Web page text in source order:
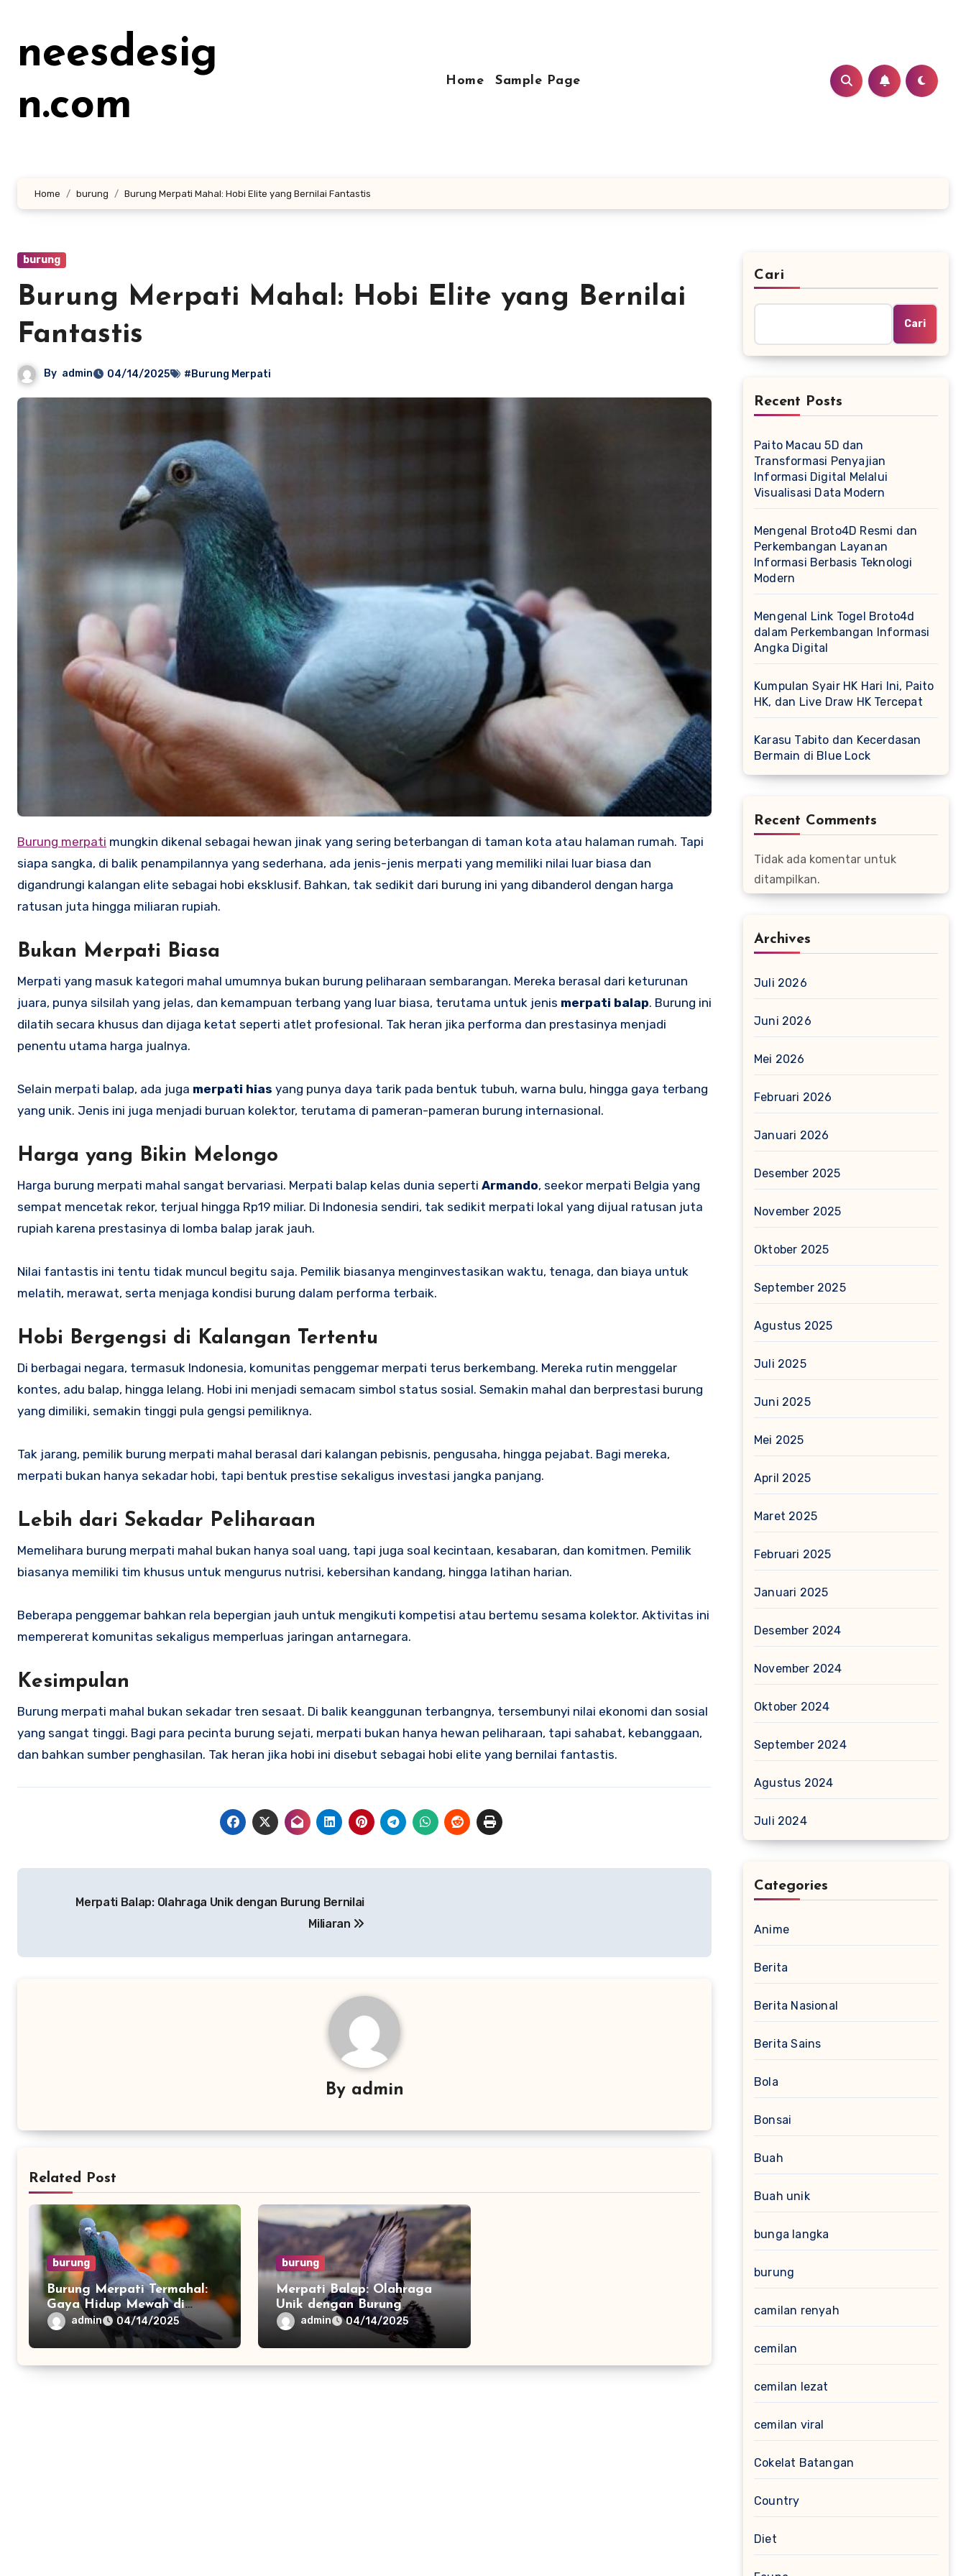
kontenneesdesig
n.com
Home Sample Page
Home burung Burung Merpati Mahal: Hobi Elite yang Bernilai Fantastis
burung
Burung Merpati Mahal: Hobi Elite yang Bernilai
Fantastis
By admin 04/14/2025 #Burung Merpati
Burung merpati mungkin dikenal sebagai hewan jinak yang sering beterbangan di taman kota atau halaman rumah. Tapi
siapa sangka, di balik penampilannya yang sederhana, ada jenis-jenis merpati yang memiliki nilai luar biasa dan
digandrungi kalangan elite sebagai hobi eksklusif. Bahkan, tak sedikit dari burung ini yang dibanderol dengan harga
ratusan juta hingga miliaran rupiah.
Bukan Merpati Biasa
Merpati yang masuk kategori mahal umumnya bukan burung peliharaan sembarangan. Mereka berasal dari keturunan
juara, punya silsilah yang jelas, dan kemampuan terbang yang luar biasa, terutama untuk jenis merpati balap. Burung ini
dilatih secara khusus dan dijaga ketat seperti atlet profesional. Tak heran jika performa dan prestasinya menjadi
penentu utama harga jualnya.
Selain merpati balap, ada juga merpati hias yang punya daya tarik pada bentuk tubuh, warna bulu, hingga gaya terbang
yang unik. Jenis ini juga menjadi buruan kolektor, terutama di pameran-pameran burung internasional.
Harga yang Bikin Melongo
Harga burung merpati mahal sangat bervariasi. Merpati balap kelas dunia seperti Armando, seekor merpati Belgia yang
sempat mencetak rekor, terjual hingga Rp19 miliar. Di Indonesia sendiri, tak sedikit merpati lokal yang dijual ratusan juta
rupiah karena prestasinya di lomba balap jarak jauh.
Nilai fantastis ini tentu tidak muncul begitu saja. Pemilik biasanya menginvestasikan waktu, tenaga, dan biaya untuk
melatih, merawat, serta menjaga kondisi burung dalam performa terbaik.
Hobi Bergengsi di Kalangan Tertentu
Di berbagai negara, termasuk Indonesia, komunitas penggemar merpati terus berkembang. Mereka rutin menggelar
kontes, adu balap, hingga lelang. Hobi ini menjadi semacam simbol status sosial. Semakin mahal dan berprestasi burung
yang dimiliki, semakin tinggi pula gengsi pemiliknya.
Tak jarang, pemilik burung merpati mahal berasal dari kalangan pebisnis, pengusaha, hingga pejabat. Bagi mereka,
merpati bukan hanya sekadar hobi, tapi bentuk prestise sekaligus investasi jangka panjang.
Lebih dari Sekadar Peliharaan
Memelihara burung merpati mahal bukan hanya soal uang, tapi juga soal kecintaan, kesabaran, dan komitmen. Pemilik
biasanya memiliki tim khusus untuk mengurus nutrisi, kebersihan kandang, hingga latihan harian.
Beberapa penggemar bahkan rela bepergian jauh untuk mengikuti kompetisi atau bertemu sesama kolektor. Aktivitas ini
mempererat komunitas sekaligus memperluas jaringan antarnegara.
Kesimpulan
Burung merpati mahal bukan sekadar tren sesaat. Di balik keanggunan terbangnya, tersembunyi nilai ekonomi dan sosial
yang sangat tinggi. Bagi para pecinta burung sejati, merpati bukan hanya hewan peliharaan, tapi sahabat, kebanggaan,
dan bahkan sumber penghasilan. Tak heran jika hobi ini disebut sebagai hobi elite yang bernilai fantastis.
Merpati Balap: Olahraga Unik dengan Burung Bernilai
Miliaran
By admin
Related Post
burung
Burung Merpati Termahal:
Gaya Hidup Mewah di
Dunia Balap Udara
admin 04/14/2025
burung
Merpati Balap: Olahraga
Unik dengan Burung
Bernilai Miliaran
admin 04/14/2025
Cari
Cari
Recent Posts
Paito Macau 5D dan
Transformasi Penyajian
Informasi Digital Melalui
Visualisasi Data Modern
Mengenal Broto4D Resmi dan
Perkembangan Layanan
Informasi Berbasis Teknologi
Modern
Mengenal Link Togel Broto4d
dalam Perkembangan Informasi
Angka Digital
Kumpulan Syair HK Hari Ini, Paito
HK, dan Live Draw HK Tercepat
Karasu Tabito dan Kecerdasan
Bermain di Blue Lock
Recent Comments
Tidak ada komentar untuk
ditampilkan.
Archives
Juli 2026
Juni 2026
Mei 2026
Februari 2026
Januari 2026
Desember 2025
November 2025
Oktober 2025
September 2025
Agustus 2025
Juli 2025
Juni 2025
Mei 2025
April 2025
Maret 2025
Februari 2025
Januari 2025
Desember 2024
November 2024
Oktober 2024
September 2024
Agustus 2024
Juli 2024
Categories
Anime
Berita
Berita Nasional
Berita Sains
Bola
Bonsai
Buah
Buah unik
bunga langka
burung
camilan renyah
cemilan
cemilan lezat
cemilan viral
Cokelat Batangan
Country
Diet